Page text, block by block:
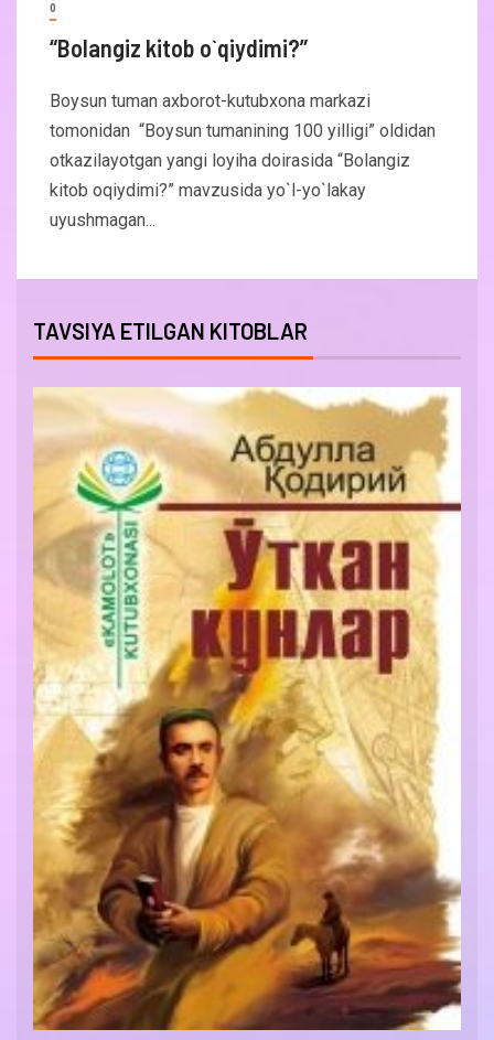
0
“Bolangiz kitob o`qiydimi?”
Boysun tuman axborot-kutubxona markazi
tomonidan “Boysun tumanining 100 yilligi” oldidan
otkazilayotgan yangi loyiha doirasida “Bolangiz
kitob oqiydimi?” mavzusida yo`l-yo`lakay
uyushmagan...
TAVSIYA ETILGAN KITOBLAR